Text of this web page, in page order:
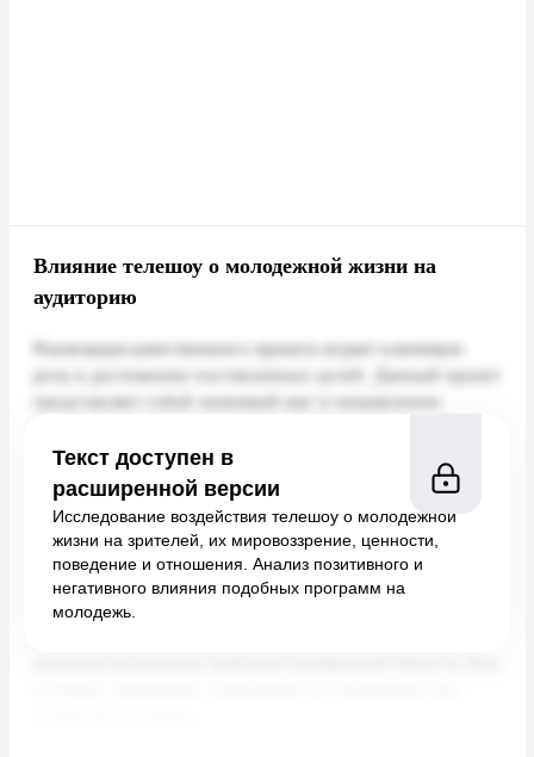
Влияние телешоу о молодежной жизни на
аудиторию
Текст доступен в
расширенной версии
Исследование воздействия телешоу о молодежной
жизни на зрителей, их мировоззрение, ценности,
поведение и отношения. Анализ позитивного и
негативного влияния подобных программ на
молодежь.